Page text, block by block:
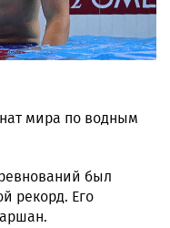
мира по водным
был
рекорд. Его